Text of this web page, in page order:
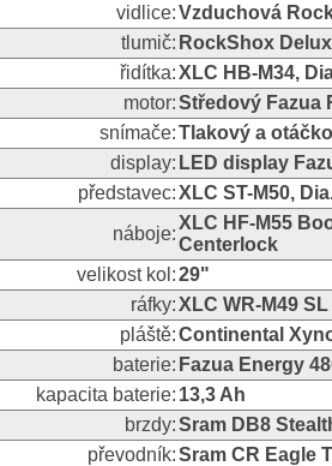
vidlice:Vzduchová
tlumič: RockShox
řidítka:XLC HB-M34,
motor:Středový Fazua
snímače:Tlakový a
display: LED display
představec:XLC ST-M50,
náboje:
XLC HF-M55
Centerlock
velikost kol:29"
ráfky:XLC WR-M49
pláště:Continental
baterie: Fazua Energy
kapacita baterie: 13,3 Ah
brzdy:Sram DB8
převodník:Sram CR Eagle